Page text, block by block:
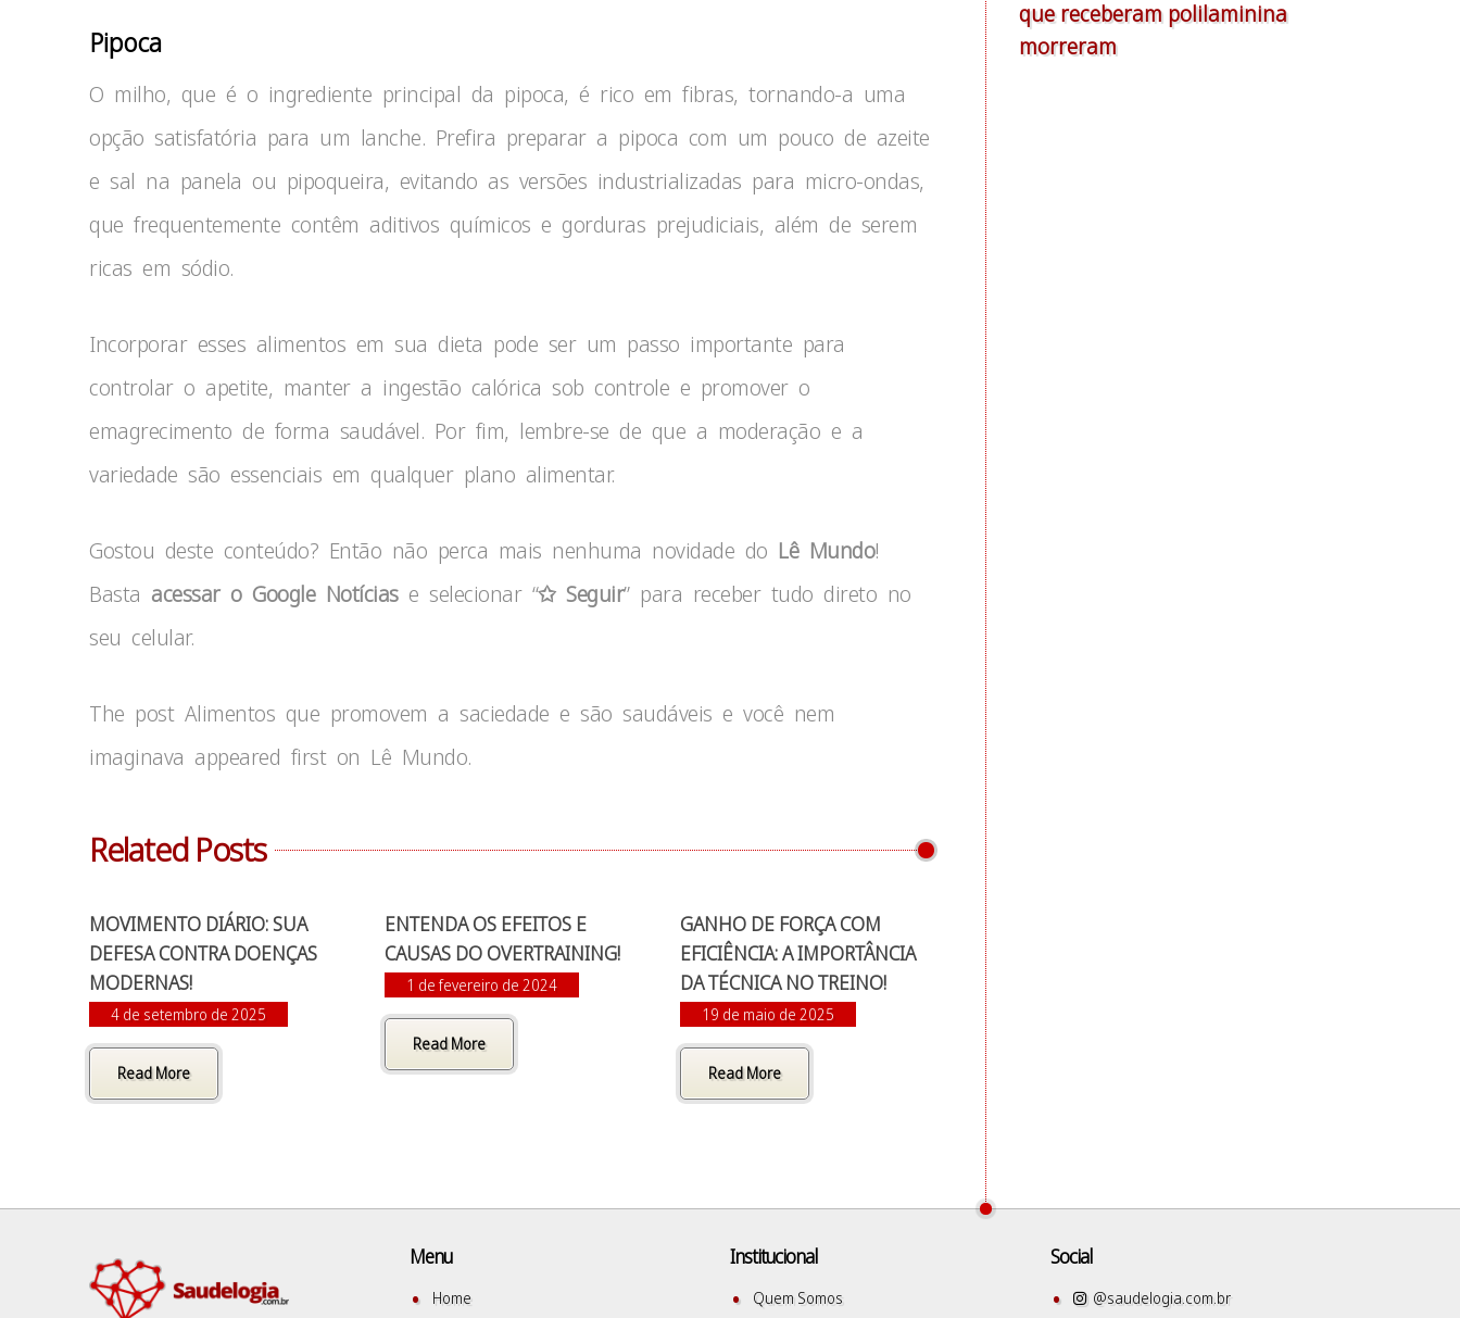
Pipoca
O milho, que é o ingrediente principal da pipoca, é rico em fibras, tornando-a uma
opção satisfatória para um lanche. Prefira preparar a pipoca com um pouco de azeite
e sal na panela ou pipoqueira, evitando as versões industrializadas para micro-ondas,
que frequentemente contêm aditivos químicos e gorduras prejudiciais, além de serem
ricas em sódio.
Incorporar esses alimentos em sua dieta pode ser um passo importante para
controlar o apetite, manter a ingestão calórica sob controle e promover o
emagrecimento de forma saudável. Por fim, lembre-se de que a moderação e a
variedade são essenciais em qualquer plano alimentar.
Gostou deste conteúdo? Então não perca mais nenhuma novidade do Lê Mundo!
Basta acessar o Google Notíciase selecionar “✩ Seguir” para receber tudo direto no
seu celular.
The post Alimentos que promovem a saciedade e são saudáveis e você nem
imaginava appeared first on Lê Mundo.
Related Posts
MOVIMENTO DIÁRIO: SUA
DEFESA CONTRA DOENÇAS
MODERNAS!
4 de setembro de 2025
Read More
ENTENDA OS EFEITOS E
CAUSAS DO OVERTRAINING!
1 de fevereiro de 2024
Read More
GANHO DE FORÇA COM
EFICIÊNCIA: A IMPORTÂNCIA
DA TÉCNICA NO TREINO!
19 de maio de 2025
Read More
que receberam polilaminina
morreram
Menu
Home
Institucional
Quem Somos
Social
@saudelogia.com.br